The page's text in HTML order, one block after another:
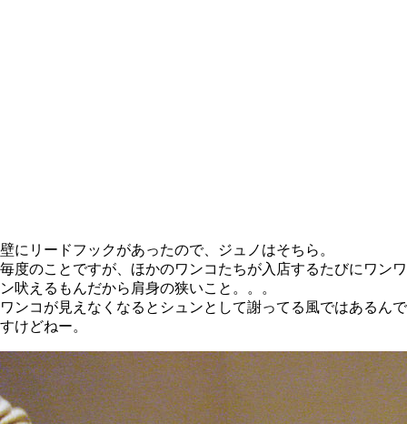
壁にリードフックがあったので、ジュノはそちら。
毎度のことですが、ほかのワンコたちが入店するたびにワンワ
ン吠えるもんだから肩身の狭いこと。。。
ワンコが見えなくなるとシュンとして謝ってる風ではあるんで
すけどねー。